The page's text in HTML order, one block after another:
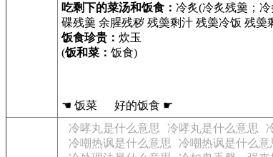
吃剩下的菜汤和饭食： 冷炙(冷炙残羹；
碟残羹 余腥残秽 残羮剩汁 残羮冷饭 残
饭食珍贵： 炊玉
(饭和菜： 饭食)
☚ 饭菜 好的饭食 ☛
冷哮丸是什么意思
冷哮丸是什么意思
冷嘲热讽是什么意思
冷嘲热讽是什么意